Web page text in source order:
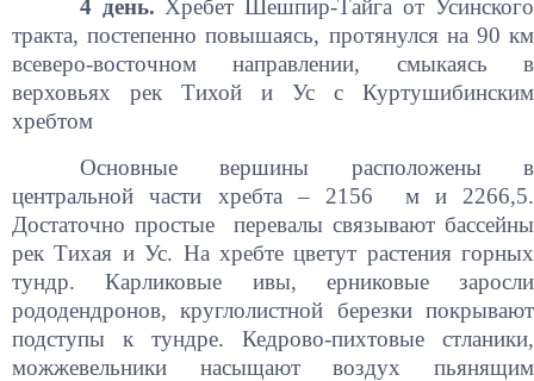
4 день. Хребет Шешпир-Тайга от Усинского
тракта, постепенно повышаясь, протянулся на 90 км
всеверо-восточном направлении, смыкаясь в
верховьях рек Тихой и Ус с Куртушибинским
хребтом
Основные вершины расположены в
центральной части хребта – 2156 м и 2266,5.
Достаточно простые перевалы связывают бассейны
рек Тихая и Ус. На хребте цветут растения горных
тундр. Карликовые ивы, ерниковые заросли
рододендронов, круглолистной березки покрывают
подступы к тундре. Кедрово-пихтовые стланики,
можжевельники насыщают воздух пьянящим